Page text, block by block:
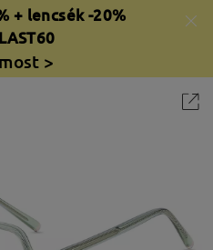
+ lencsék -20%
LAST60
>